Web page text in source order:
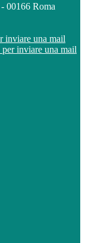
00166 Roma
inviare una mail
inviare una mail